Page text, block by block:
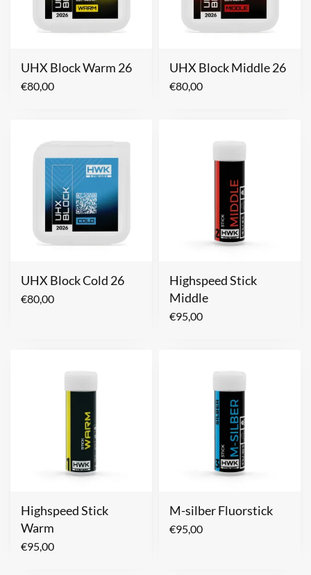
UHX Block Warm 26
€80,00
UHX Block Middle 26
€80,00
UHX Block Cold 26
€80,00
Highspeed Stick
Middle
€95,00
Highspeed Stick
Warm
€95,00
M-silber Fluorstick
€95,00